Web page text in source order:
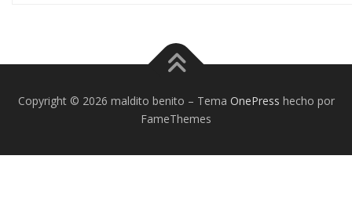
Copyright © 2026 maldito benito – Tema OnePress hecho por
FameThemes